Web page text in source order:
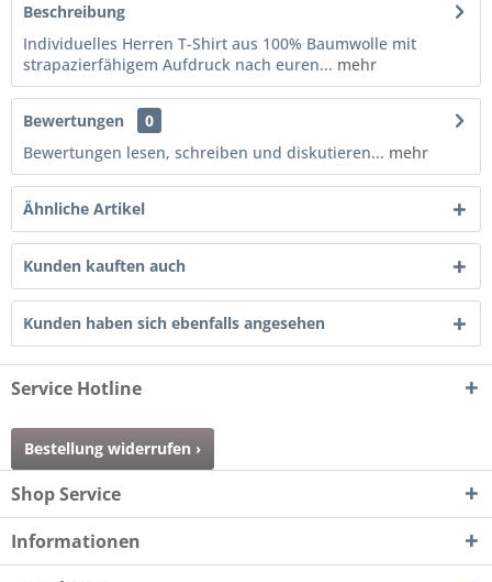
Beschreibung
Individuelles Herren T-Shirt aus 100% Baumwolle mit
strapazierfähigem Aufdruck nach euren... mehr
Bewertungen
0
Bewertungen lesen, schreiben und diskutieren... mehr
Ähnliche Artikel
Kunden kauften auch
Kunden haben sich ebenfalls angesehen
Service Hotline
Bestellung widerrufen ›
Shop Service
Informationen